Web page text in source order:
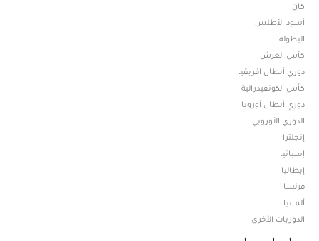
كان
أسود الأطلس
البطولة
كأس العرش
دوري أبطال افريقيا
كأس الكونفيدرالية
دوري أبطال أوروبا
الدوري الأوروبي
إنجلترا
إسبانيا
إيطاليا
فرنسا
ألمانيا
الدوريات الأخرى